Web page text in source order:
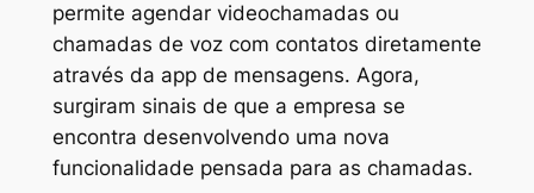
permite agendar videochamadas ou
chamadas de voz com contatos diretamente
através da app de mensagens. Agora,
surgiram sinais de que a empresa se
encontra desenvolvendo uma nova
funcionalidade pensada para as chamadas.